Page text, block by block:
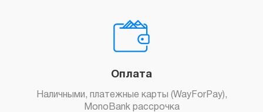
Оплата
Наличными, платежные карты (WayForPay),
MonoBank рассрочка